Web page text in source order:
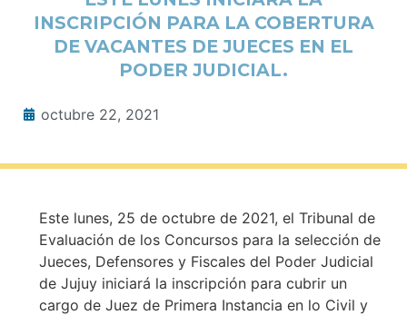
INSCRIPCIÓN PARA LA COBERTURA
DE VACANTES DE JUECES EN EL
PODER JUDICIAL.
octubre 22, 2021
Este lunes, 25 de octubre de 2021, el Tribunal de
Evaluación de los Concursos para la selección de
Jueces, Defensores y Fiscales del Poder Judicial
de Jujuy iniciará la inscripción para cubrir un
cargo de Juez de Primera Instancia en lo Civil y